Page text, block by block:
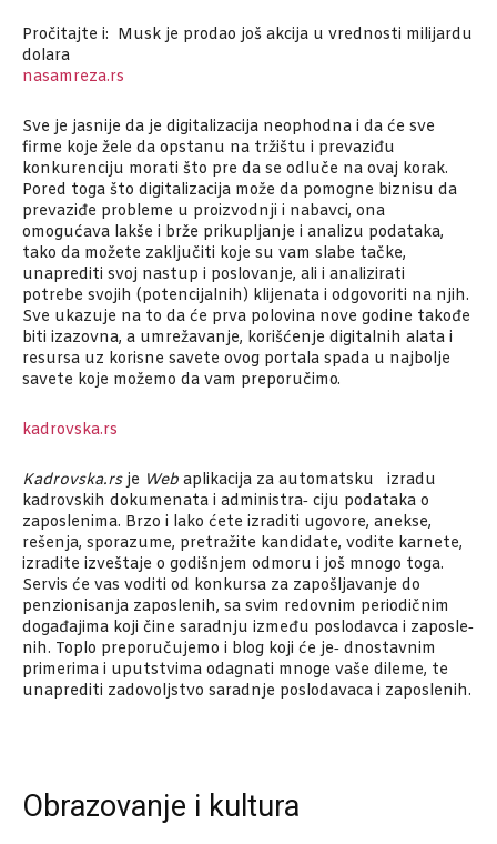
Pročitajte i: Musk je prodao još akcija u vrednosti milijardu
dolara
nasamreza.rs
Sve je jasnije da je digitalizacija neophodna i da će sve
firme koje žele da opstanu na tržištu i prevaziđu
konkurenciju morati što pre da se odluče na ovaj korak.
Pored toga što digitalizacija može da pomogne biznisu da
prevaziđe probleme u proizvodnji i nabavci, ona
omogućava lakše i brže prikupljanje i analizu podataka,
tako da možete zaključiti koje su vam slabe tačke,
unaprediti svoj nastup i poslovanje, ali i analizirati
potrebe svojih (potencijalnih) klijenata i odgovoriti na njih.
Sve ukazuje na to da će prva polovina nove godine takođe
biti izazovna, a umrežavanje, korišćenje digitalnih alata i
resursa uz korisne savete ovog portala spada u najbolje
savete koje možemo da vam preporučimo.
kadrovska.rs
Kadrovska.rsje Web aplikacija za automatsku izradu
kadrovskih dokumenata i administra‑ ciju podataka o
zaposlenima. Brzo i lako ćete izraditi ugovore, anekse,
rešenja, sporazume, pretražite kandidate, vodite karnete,
izradite izveštaje o godišnjem odmoru i još mnogo toga.
Servis će vas voditi od konkursa za zapošljavanje do
penzionisanja zaposlenih, sa svim redovnim periodičnim
događajima koji čine saradnju između poslodavca i zaposle‑
nih. Toplo preporučujemo i blog koji će je‑ dnostavnim
primerima i uputstvima odagnati mnoge vaše dileme, te
unaprediti zadovoljstvo saradnje poslodavaca i zaposlenih.
Obrazovanje i kultura